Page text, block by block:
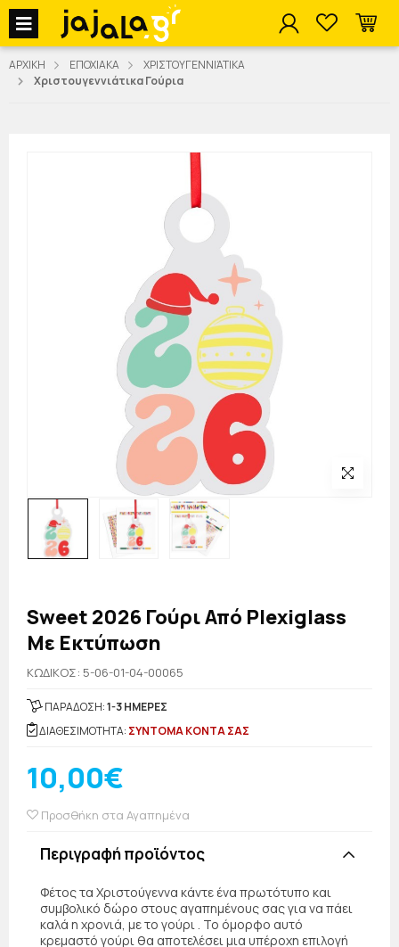
jajala Menu
ΑΡΧΙΚΗ ΕΠΟΧΙΑΚΑ
ΧΡΙΣΤΟΥΓΕΝΝΙΆΤΙΚΑ
Χριστουγεννιάτικα Γούρια
Sweet 2026 Γούρι Από Plexiglass
Με Εκτύπωση
KΩΔΙΚΟΣ: 5-06-01-04-00065
ΠΑΡΑΔΟΣΗ:1-3 ΗΜΕΡΕΣ
ΔΙΑΘΕΣΙΜΟΤΗΤΑ: ΣΥΝΤΟΜΑ ΚΟΝΤΑ ΣΑΣ
10,00€
Προσθήκη στα Αγαπημένα
Περιγραφή προϊόντος
Φέτος τα Χριστούγεννα κάντε ένα πρωτότυπο και
συμβολικό δώρο στους αγαπημένους σας για να πάει
καλά η χρονιά, με το γούρι . Το όμορφο αυτό
κρεμαστό γούρι θα αποτελέσει μια υπέροχη επιλογή